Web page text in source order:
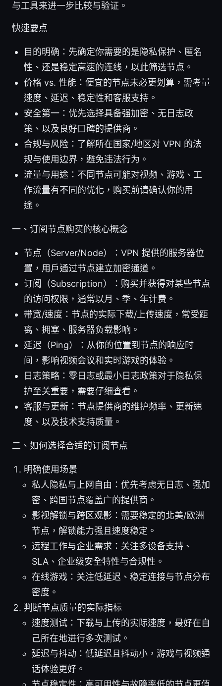
与工具来进一步比较与验证。
快速要点
目的明确：先确定你需要的是隐私保护、匿名
性、还是稳定高速的连线，以此筛选节点。
价格 vs. 性能：便宜的节点未必更划算，需考量
速度、延迟、稳定性和客服支持。
安全第一：优先选择具备强加密、无日志政
策、以及良好口碑的提供商。
合规与风险：了解所在国家/地区对 VPN 的法
规与使用边界，避免违法行为。
流量与用途：不同节点可能对视频、游戏、工
作流量有不同的优化，购买前请确认你的用
途。
一、订阅节点购买的核心概念
节点（Server/Node）：VPN 提供的服务器位
置，用户通过节点建立加密通道。
订阅（Subscription）：购买并获得对某些节点
的访问权限，通常以月、季、年计费。
带宽/速度：节点的实际下载/上传速度，常受距
离、拥塞、服务器负载影响。
延迟（Ping）：从你的位置到节点的响应时
间，影响视频会议和实时游戏的体验。
日志策略：零日志或最小日志政策对于隐私保
护至关重要，需要仔细查看。
客服与更新：节点提供商的维护频率、更新速
度、以及技术支持质量。
二、如何选择合适的订阅节点
明确使用场景
私人隐私与上网自由：优先考虑无日志、强加
密、跨国节点覆盖广的提供商。
影视解锁与跨区观影：需要稳定的北美/欧洲
节点，解锁能力强且速度稳定。
远程工作与企业需求：关注多设备支持、
SLA、企业级安全特性与合规性。
在线游戏：关注低延迟、稳定连接与节点分布
密度。
判断节点质量的实际指标
速度测试：下载与上传的实际速度，最好在自
己所在地进行多次测试。
延迟与抖动：低延迟且抖动小，游戏与视频通
话体验更好。